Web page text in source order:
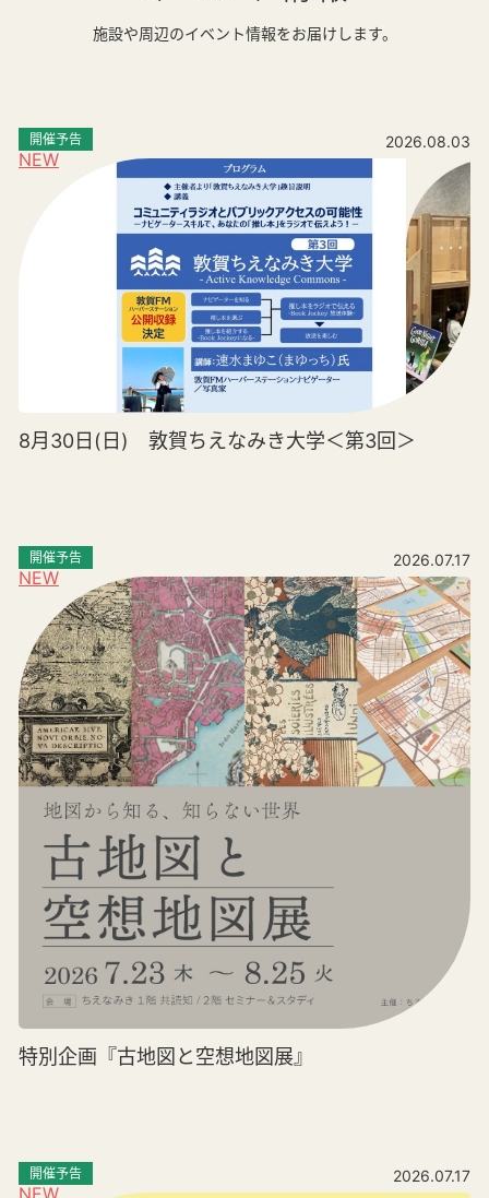
施設や周辺のイベント情報をお届けします。
NEW
開催予告 2026.08.03
8月30日(日) 敦賀ちえなみき大学＜第3回＞
NEW
開催予告 2026.07.17
特別企画『古地図と空想地図展』
NEW
開催予告 2026.07.17